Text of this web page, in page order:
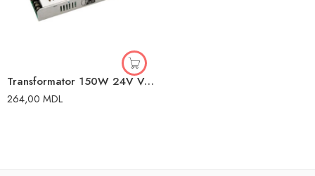
Transformator 150W 24V Vega-150 Horoz
264,00 MDL